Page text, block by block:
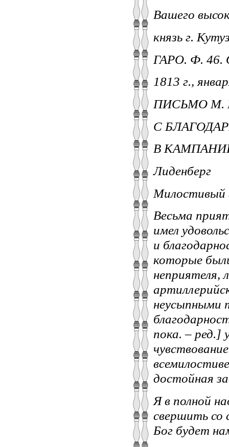
Вашего
князь г.
ГАРО. Ф. 46.
1813 г.,
ПИСЬМО М.
С
В
Лиденберг
Милостивый
Весьма
имел
и
которые
неприятеля,
неусыпными
пока. – ред.]
достойная
Я в полной
свершить со
Бог будет